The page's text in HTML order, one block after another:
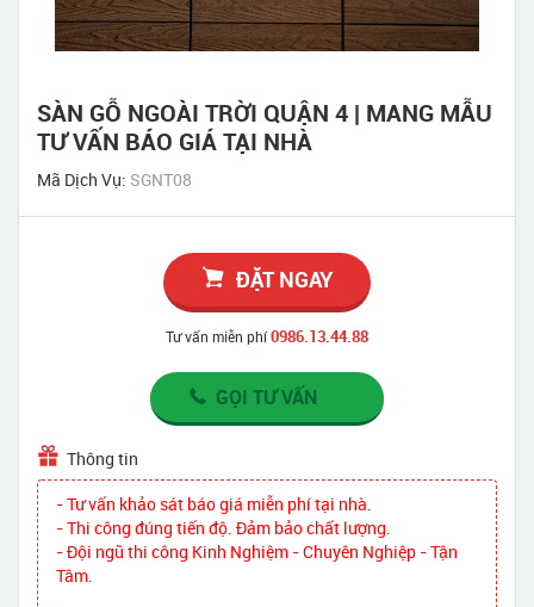
SÀN GỖ NGOÀI TRỜI QUẬN 4 | MANG MẪU
TƯ VẤN BÁO GIÁ TẠI NHÀ
Mã Dịch Vụ: SGNT08
ĐẶT NGAY
Tư vấn miễn phí0986.13.44.88
GỌI TƯ VẤN
Thông tin
- Tư vấn khảo sát báo giá miễn phí tại nhà.
- Thi công đúng tiến độ. Đảm bảo chất lượng.
- Đội ngũ thi công Kinh Nghiệm - Chuyên Nghiệp - Tận
Tâm.